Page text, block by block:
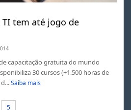
TI tem até jogo de
capacitação gratuita do mundo
30 cursos (+1.500 horas de
Saiba mais
5